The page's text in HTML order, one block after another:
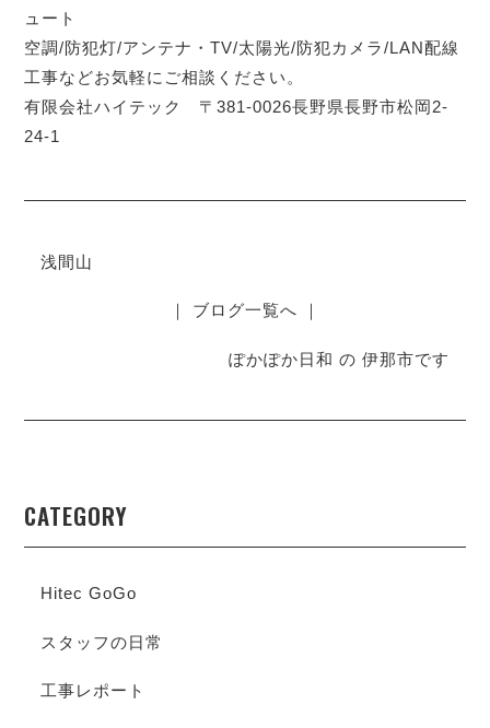
ュート
空調/防犯灯/アンテナ・TV/太陽光/防犯カメラ/LAN配線
工事などお気軽にご相談ください。
有限会社ハイテック 〒381-0026長野県長野市松岡2-
24-1
浅間山
｜ ブログ一覧へ ｜
ぽかぽか日和 の 伊那市です
CATEGORY
Hitec GoGo
スタッフの日常
工事レポート